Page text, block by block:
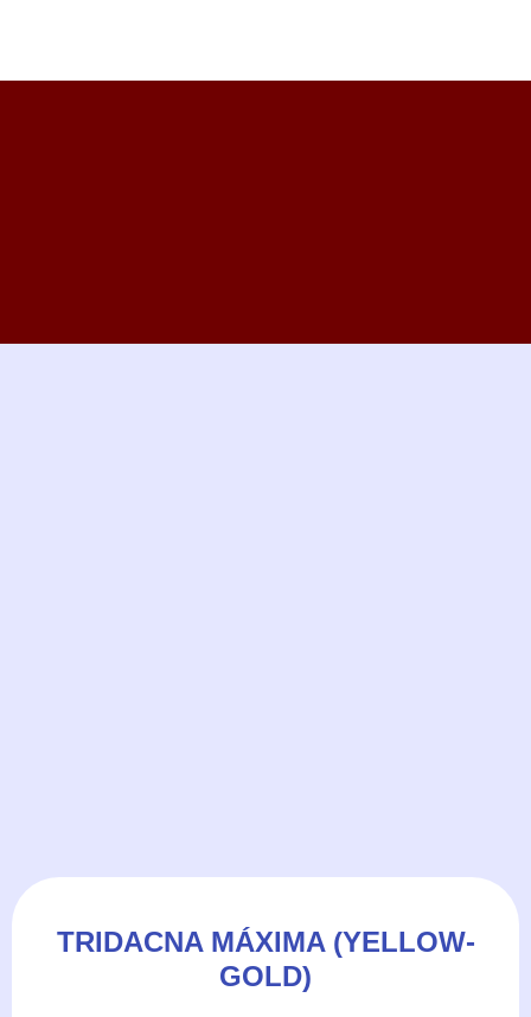
TRIDACNA MÁXIMA (YELLOW-
GOLD)